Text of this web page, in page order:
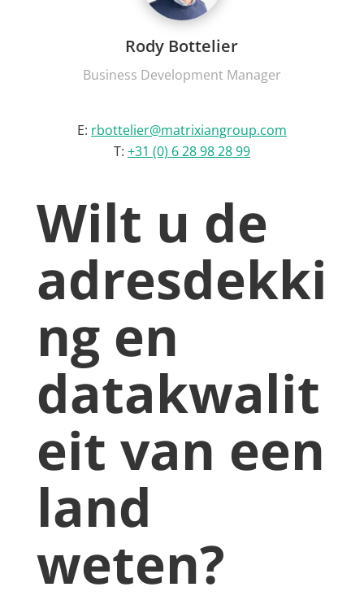
Rody Bottelier
Business Development Manager
E: rbottelier@matrixiangroup.com
T: +31 (0) 6 28 98 28 99
Wilt u de
adresdekki
ng en
datakwalit
eit van een
land
weten?